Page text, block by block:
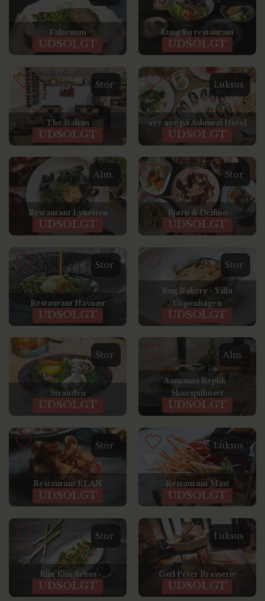
Luksus
aye aye på Admiral Hotel
UDSOLGT
Luksus
Restaurant Mast
UDSOLGT
Luksus
Carl Peter Brasserie
UDSOLGT
Stor
Restaurant ÉLAN
UDSOLGT
Stor
The Italian
UDSOLGT
Stor
Stranden
UDSOLGT
Stor
Kiin Kiin Århus
UDSOLGT
Stor
Restaurant Havnær
UDSOLGT
Stor
Bjørn & Delfino
UDSOLGT
Kung Fu restaurant
UDSOLGT
Stor
Rug Bakery - Villa
Copenhagen
UDSOLGT
Alm.
Aamanns Replik -
Skuespilhuset
UDSOLGT
Alm.
Restaurant Lynetten
UDSOLGT
Falernum
UDSOLGT